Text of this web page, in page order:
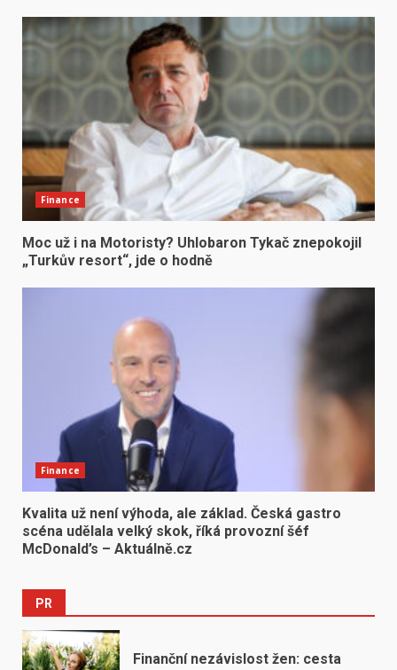
Finance
Moc už i na Motoristy? Uhlobaron Tykač znepokojil
„Turkův resort“, jde o hodně
Finance
Kvalita už není výhoda, ale základ. Česká gastro
scéna udělala velký skok, říká provozní šéf
McDonald’s – Aktuálně.cz
PR
Finanční nezávislost žen: cesta